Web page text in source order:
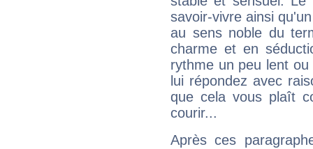
savoir-vivre ainsi
au sens noble du
charme et en
rythme un peu lent
lui répondez avec
que cela vous plaît
courir...
Après ces